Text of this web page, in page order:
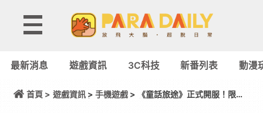
最新消息 遊戲資訊 3C科技 新番列表 動漫
首頁 > 遊戲資訊> 手機遊戲> 《童話旅途》正式開服！限定